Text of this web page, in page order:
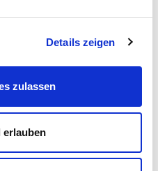
Details zeigen
zulassen
erlauben
Prozesses zur
Vorgehensweise
aus, weil hierhin nur ein